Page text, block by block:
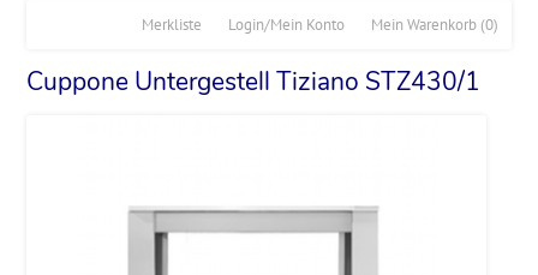
Mein Warenkorb (0)
Login/Mein Konto
Merkliste
Cuppone Untergestell Tiziano STZ430/1